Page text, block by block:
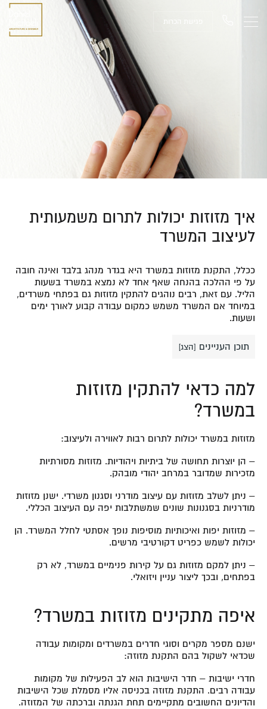
פגישת הכרות
איך מזוזות יכולות לתרום משמעותית
לעיצוב המשרד
ככלל, התקנת מזוזות במשרד היא בגדר מנהג בלבד ואינה חובה
על פי ההלכה בהנחה שאף אחד לא נמצא במשרד בשעות
הליל. עם זאת, רבים נוהגים להתקין מזוזות גם בפתחי משרדים,
במיוחד אם המשרד משמש כמקום עבודה קבוע לאורך ימים
ושעות.
תוכן העניינים [הצג]
למה כדאי להתקין מזוזות
במשרד?
מזוזות במשרד יכולות לתרום רבות לאווירה ולעיצוב:
– הן יוצרות תחושה של ביתיות ויהודיות. מזוזות מסורתיות
מזכירות שמדובר במרחב יהודי מובהק.
– ניתן לשלב מזוזות עם עיצוב מודרני וסגנון משרדי. ישנן מזוזות
מודרניות בסגנונות שונים שמשתלבות יפה עם העיצוב הכללי.
– מזוזות יפות ואיכותיות מוסיפות נופך אסתטי לחלל המשרד. הן
יכולות לשמש כפריט דקורטיבי מרשים.
– ניתן למקם מזוזות גם על קירות פנימיים במשרד, לא רק
בפתחים, ובכך ליצור עניין ויזואלי.
איפה מתקינים מזוזות במשרד?
ישנם מספר מקרים וסוגי חדרים במשרדים ומקומות עבודה
שכדאי לשקול בהם התקנת מזוזה:
חדרי ישיבות – חדר הישיבות הוא לב הפעילות של מקומות
עבודה רבים. התקנת מזוזה בכניסה אליו מסמלת שכל הישיבות
והדיונים החשובים מתקיימים תחת הגנתה וברכתה של המזוזה.